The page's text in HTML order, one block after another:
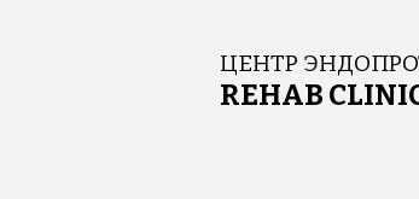
ЦЕНТР
REHAB